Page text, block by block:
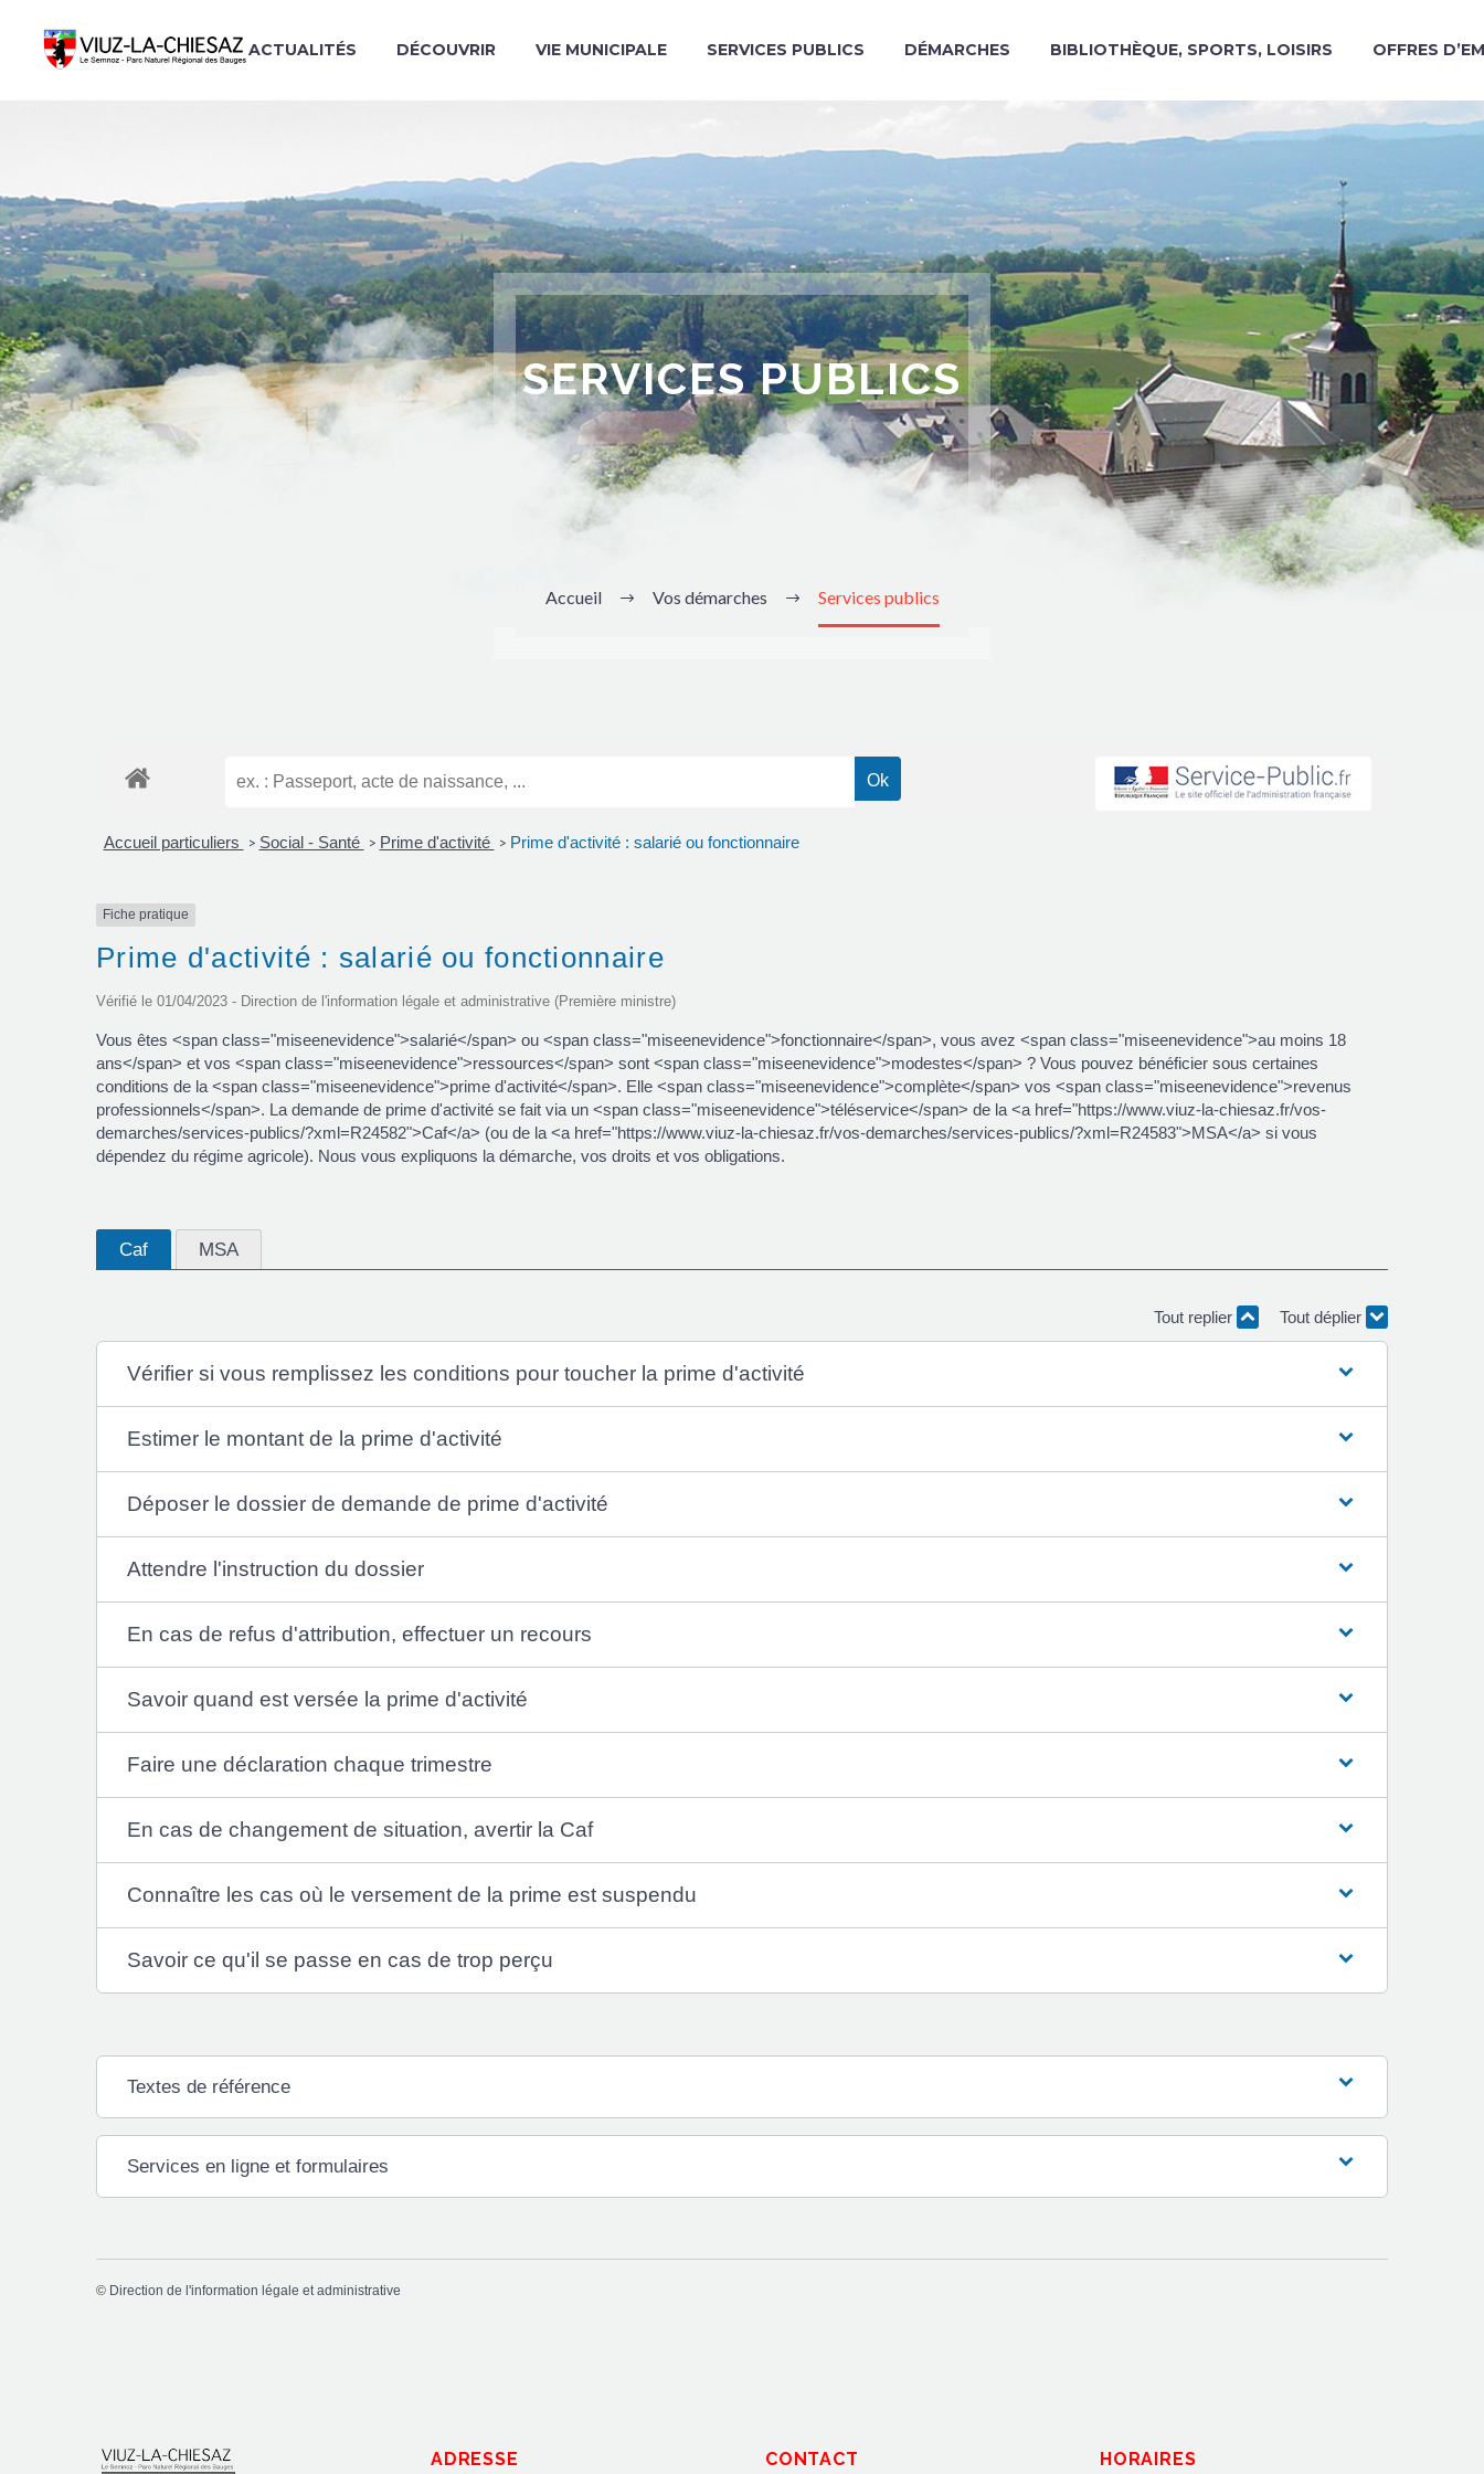
ACTUALITÉS DÉCOUVRIR VIE MUNICIPALE SERVICES PUBLICS DÉMARCHES BIBLIOTHÈQUE, SPORTS, LOISIRS OFFRES
SERVICES PUBLICS
Accueil Vos démarches Services publics
Accueil particuliers > Social - Santé > Prime d'activité > Prime d'activité : salarié ou fonctionnaire
Fiche pratique
Prime d'activité : salarié ou fonctionnaire
Vérifié le 01/04/2023 - Direction de l'information légale et administrative (Première ministre)
Vous êtes <span class="miseenevidence">salarié</span> ou <span class="miseenevidence">fonctionnaire</span>, vous avez <span class="miseenevidence">au moins 18
ans</span> et vos <span class="miseenevidence">ressources</span> sont <span class="miseenevidence">modestes</span> ? Vous pouvez bénéficier sous certaines
conditions de la <span class="miseenevidence">prime d'activité</span>. Elle <span class="miseenevidence">complète</span> vos <span class="miseenevidence">revenus
professionnels</span>. La demande de prime d'activité se fait via un <span class="miseenevidence">téléservice</span> de la <a href="https://www.viuz-la-chiesaz.fr/vos-
demarches/services-publics/?xml=R24582">Caf</a> (ou de la <a href="https://www.viuz-la-chiesaz.fr/vos-demarches/services-publics/?xml=R24583">MSA</a> si vous
dépendez du régime agricole). Nous vous expliquons la démarche, vos droits et vos obligations.
Caf MSA
Tout replier Tout déplier
Vérifier si vous remplissez les conditions pour toucher la prime d'activité
Estimer le montant de la prime d'activité
Déposer le dossier de demande de prime d'activité
Attendre l'instruction du dossier
En cas de refus d'attribution, effectuer un recours
Savoir quand est versée la prime d'activité
Faire une déclaration chaque trimestre
En cas de changement de situation, avertir la Caf
Connaître les cas où le versement de la prime est suspendu
Savoir ce qu'il se passe en cas de trop perçu
Textes de référence
Services en ligne et formulaires
© Direction de l'information légale et administrative
ADRESSE CONTACT HORAIRES